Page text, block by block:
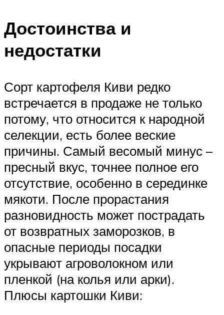
Достоинства и
недостатки
Сорт картофеля Киви редко
встречается в продаже не только
потому, что относится к народной
селекции, есть более веские
причины. Самый весомый минус –
пресный вкус, точнее полное его
отсутствие, особенно в серединке
мякоти. После прорастания
разновидность может пострадать
от возвратных заморозков, в
опасные периоды посадки
укрывают агроволокном или
пленкой (на колья или арки).
Плюсы картошки Киви: